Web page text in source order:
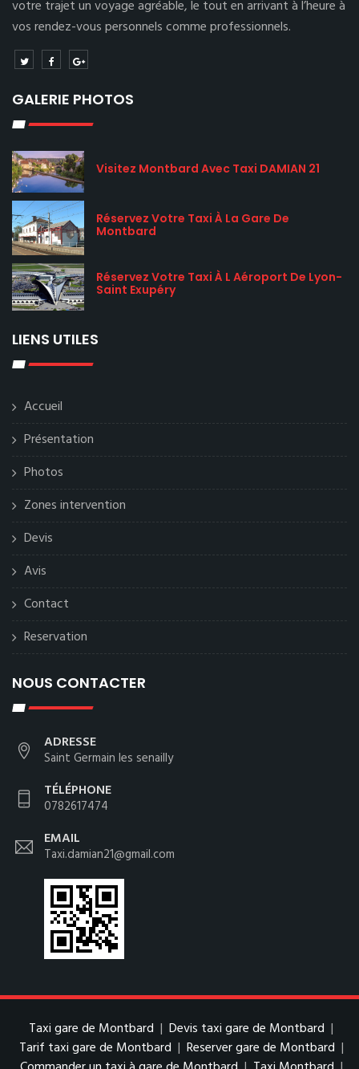
votre trajet un voyage agréable, le tout en arrivant à l’heure à
vos rendez-vous personnels comme professionnels.
GALERIE PHOTOS
Visitez Montbard Avec Taxi DAMIAN 21
Réservez Votre Taxi À La Gare De
Montbard
Réservez Votre Taxi À L Aéroport De Lyon-
Saint Exupéry
LIENS UTILES
Accueil
Présentation
Photos
Zones intervention
Devis
Avis
Contact
Reservation
NOUS CONTACTER
ADRESSE
Saint Germain les senailly
TÉLÉPHONE
0782617474
EMAIL
Taxi.damian21@gmail.com
Taxi gare de Montbard | Devis taxi gare de Montbard |
Tarif taxi gare de Montbard | Reserver gare de Montbard |